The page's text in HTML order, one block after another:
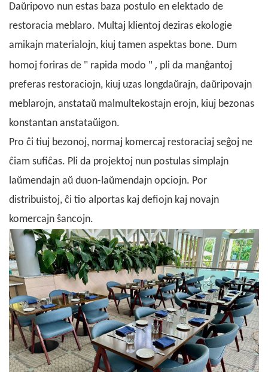
Daŭripovo nun estas baza postulo en elektado de
restoracia meblaro. Multaj klientoj deziras ekologie
amikajn materialojn, kiuj tamen aspektas bone. Dum
homoj foriras de " rapida modo " , pli da manĝantoj
preferas restoraciojn, kiuj uzas longdaŭrajn, daŭripovajn
meblarojn, anstataŭ malmultekostajn erojn, kiuj bezonas
konstantan anstataŭigon.
Pro ĉi tiuj bezonoj, normaj komercaj restoraciaj seĝoj ne
ĉiam sufiĉas. Pli da projektoj nun postulas simplajn
laŭmendajn aŭ duon-laŭmendajn opciojn. Por
distribuistoj, ĉi tio alportas kaj defiojn kaj novajn
komercajn ŝancojn.